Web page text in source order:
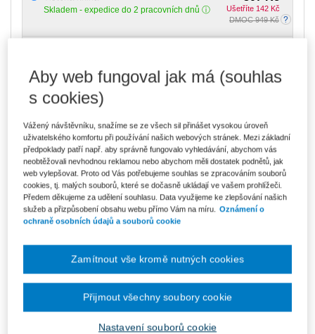
Ušetříte 142 Kč
DMOC 949 Kč
Skladem - expedice do 2 pracovních dnů
Co je Smarteca?
Kde najdu soubory e-knih?
1 150 Kč
Ušetříte 606 Kč
DMOC 1 756 Kč
Balíček - Tištěná kniha + E-kniha
Smarteca + soubory ke stažení
Skladem- expedice do 2 pracovních dnů
Co je Smarteca?
Upozorňujeme, že v období od 1.8. do 21.8. z technických
důvodů nemůžeme vystavovat daňové doklady. Budou vám
zaslány dodatečně e-mailem.
ks Vložit do košíku
Ceny jsou včetně DPH
Korporacni_spory_OBSAH
Aby web fungoval jak má (souhlas
s cookies)
Vážený návštěvníku, snažíme se ze všech sil přinášet vysokou úroveň
uživatelského komfortu při používání našich webových stránek. Mezi základní
předpoklady patří např. aby správně fungovalo vyhledávání, abychom vás
neobtěžovali nevhodnou reklamou nebo abychom měli dostatek podnětů, jak
web vylepšovat. Proto od Vás potřebujeme souhlas se zpracováním souborů
cookies, tj. malých souborů, které se dočasně ukládají ve vašem prohlížeči.
Předem děkujeme za udělení souhlasu. Data využijeme ke zlepšování našich
služeb a přizpůsobení obsahu webu přímo Vám na míru.
Oznámení o
ochraně osobních údajů a souborů cookie
Nastavení souborů cookie
Zamítnout vše kromě nutných cookies
Přijmout všechny soubory cookie